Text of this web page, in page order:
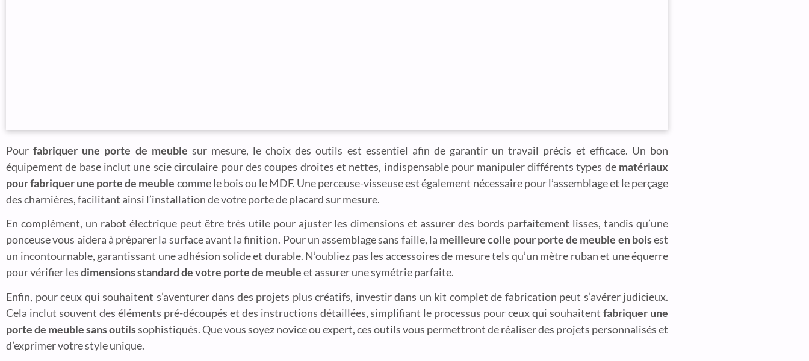
Pourfabriquer une porte de meuble sur mesure, le choix des outils est essentiel afin de garantir un travail précis et efficace. Un bon
équipement de base inclut une scie circulaire pour des coupes droites et nettes, indispensable pour manipuler différents types de matériaux
pour fabriquer une porte de meuble comme le bois ou le MDF. Une perceuse-visseuse est également nécessaire pour l’assemblage et le perçage
des charnières, facilitant ainsi l’installation de votre porte de placard sur mesure.
En complément, un rabot électrique peut être très utile pour ajuster les dimensions et assurer des bords parfaitement lisses, tandis qu’une
ponceuse vous aidera à préparer la surface avant la finition. Pour un assemblage sans faille, la meilleure colle pour porte de meuble en boisest
un incontournable, garantissant une adhésion solide et durable. N’oubliez pas les accessoires de mesure tels qu’un mètre ruban et une équerre
pour vérifier lesdimensions standard de votre porte de meubleet assurer une symétrie parfaite.
Enfin, pour ceux qui souhaitent s’aventurer dans des projets plus créatifs, investir dans un kit complet de fabrication peut s’avérer judicieux.
Cela inclut souvent des éléments pré-découpés et des instructions détaillées, simplifiant le processus pour ceux qui souhaitentfabriquer une
porte de meuble sans outilssophistiqués. Que vous soyez novice ou expert, ces outils vous permettront de réaliser des projets personnalisés et
d’exprimer votre style unique.